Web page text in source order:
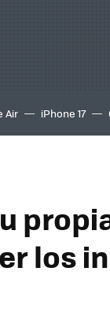
Air iPhone 17
los